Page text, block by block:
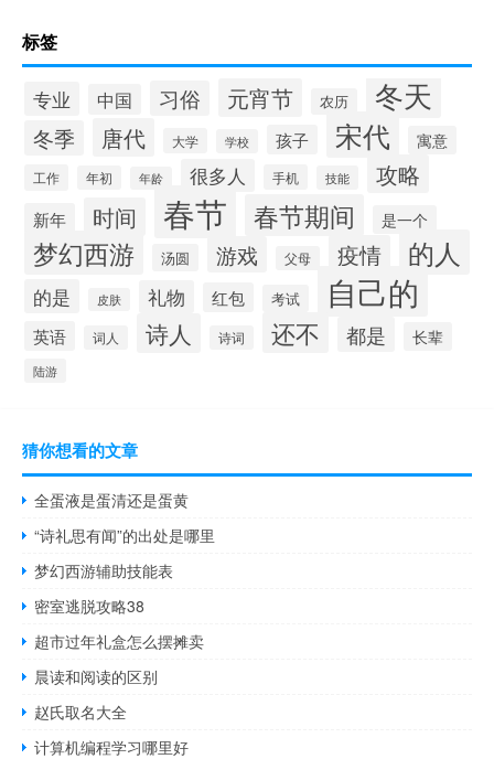
标签
专业 中国 习俗 元宵节 农历 冬天
冬季 唐代 大学 学校 孩子 宋代 寓意
工作 年初 年龄 很多人 手机 技能 攻略
新年 时间 春节 春节期间 是一个
梦幻西游 汤圆 游戏 父母 疫情 的人
的是 皮肤 礼物 红包 考试 自己的
英语 词人 诗人 诗词 还不 都是 长辈
陆游
猜你想看的文章
全蛋液是蛋清还是蛋黄
“诗礼思有闻”的出处是哪里
梦幻西游辅助技能表
密室逃脱攻略38
超市过年礼盒怎么摆摊卖
晨读和阅读的区别
赵氏取名大全
计算机编程学习哪里好